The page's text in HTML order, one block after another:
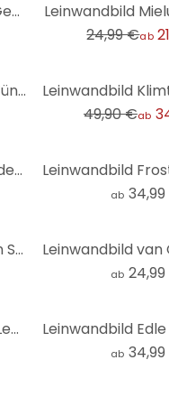
Leinwandbild Botticelli - Geburt der Venus
Leinwandbild
24,99 €ab
Leinwandbild Schüßler - Fünf Figuren in Gelb
Leinwandbild
49,90 €ab
Leinwandbild Monet - Felder im Frühling
ab
Leinwandbild Blick auf den See - Landschaftsmotiv - Keller
ab
Leinwandbild Klimt - Der Lebensbaum
ab